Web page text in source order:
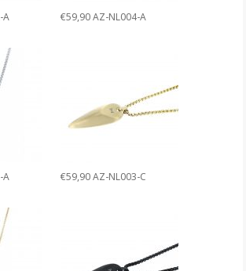
A €59,90 AZ-NL004-A
A €59,90 AZ-NL003-C